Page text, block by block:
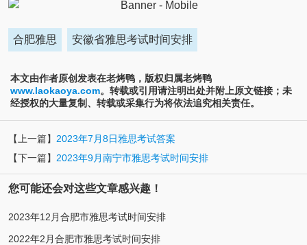
合肥雅思 安徽省雅思考试时间安排
本文由作者原创发表在老烤鸭，版权归属老烤鸭
www.laokaoya.com。转载或引用请注明出处并附上原文链接；未
经授权的大量复制、转载或采集行为将依法追究相关责任。
【上一篇】 2023年7月8日雅思考试答案
【下一篇】 2023年9月南宁市雅思考试时间安排
您可能还会对这些文章感兴趣！
2023年12月合肥市雅思考试时间安排
2022年2月合肥市雅思考试时间安排